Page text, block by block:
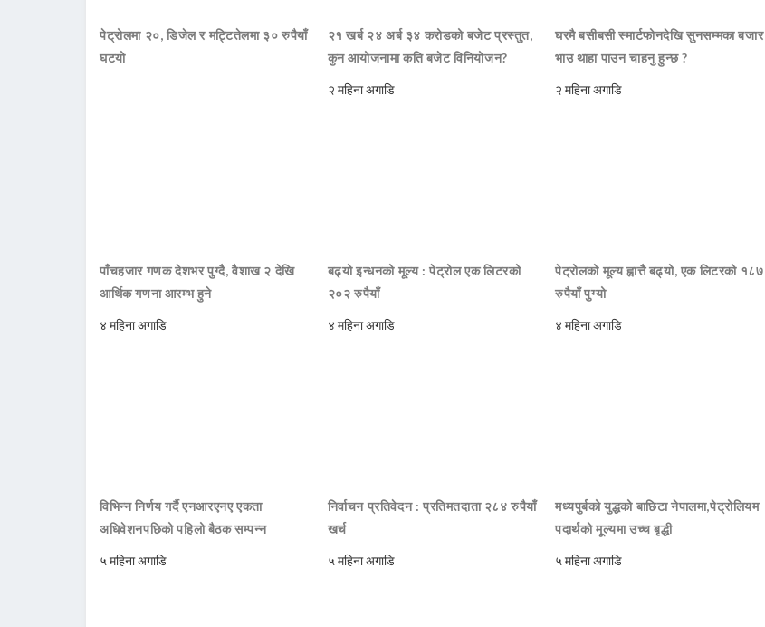
पेट्रोलमा २०, डिजेल र मट्टितेलमा ३० रुपैयाँ
घटयो
२१ खर्ब २४ अर्ब ३४ करोडको बजेट प्रस्तुत,
कुन आयोजनामा कति बजेट विनियोजन?
२ महिना अगाडि
घरमै बसीबसी स्मार्टफोनदेखि सुनसम्मका बजार
भाउ थाहा पाउन चाहनु हुन्छ ?
२ महिना अगाडि
पाँचहजार गणक देशभर पुग्दै, वैशाख २ देखि
आर्थिक गणना आरम्भ हुने
४ महिना अगाडि
बढ्यो इन्धनको मूल्य : पेट्रोल एक लिटरको
२०२ रुपैयाँ
४ महिना अगाडि
पेट्रोलको मूल्य ह्वात्तै बढ्यो, एक लिटरको १८७
रुपैयाँ पुग्यो
४ महिना अगाडि
विभिन्न निर्णय गर्दै एनआरएनए एकता
अधिवेशनपछिको पहिलो बैठक सम्पन्न
५ महिना अगाडि
निर्वाचन प्रतिवेदन : प्रतिमतदाता २८४ रुपैयाँ
खर्च
५ महिना अगाडि
मध्यपुर्बको युद्धको बाछिटा नेपालमा,पेट्रोलियम
पदार्थको मूल्यमा उच्च बृद्धी
५ महिना अगाडि